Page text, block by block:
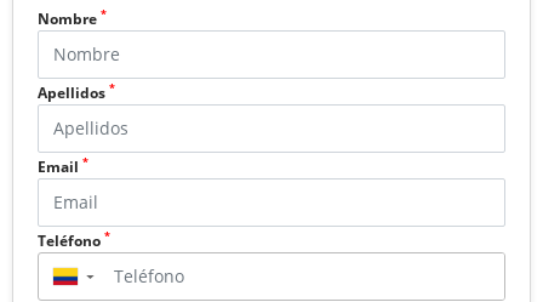
Nombre *
Apellidos *
Email *
Teléfono *
▼